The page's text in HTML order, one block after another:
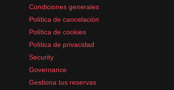
Condiciones generales
Política de cancelación
Política de cookies
Política de privacidad
Security
Governance
Gestiona tus reservas